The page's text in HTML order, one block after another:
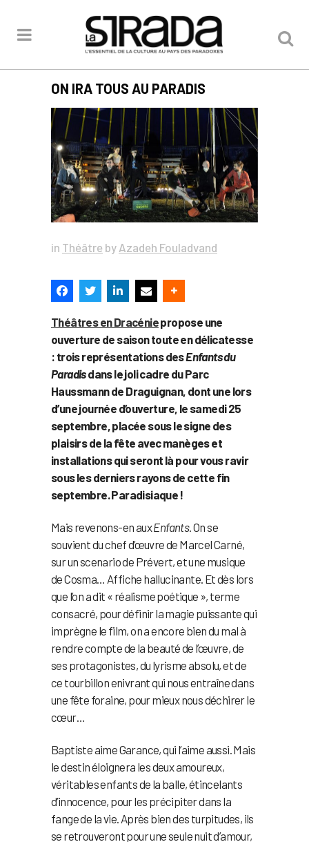
ON IRA TOUS AU PARADIS
in Théâtre by Azadeh Fouladvand
Théâtres en Dracéniepropose une
ouverture de saison toute en délicatesse
: trois représentations desEnfants du
Paradisdans le joli cadre du Parc
Haussmann de Draguignan, dont une lors
d’une journée d’ouverture, le samedi 25
septembre, placée sous le signe des
plaisirs de la fête avec manèges et
installations qui seront là pour vous ravir
sous les derniers rayons de cette fin
septembre. Paradisiaque !
Mais revenons-en auxEnfants. On se
souvient du chef d’œuvre de Marcel Carné,
sur un scenario de Prévert, et une musique
de Cosma… Affiche hallucinante. Et dès lors
que l’on a dit « réalisme poétique », terme
consacré, pour définir la magie puissante qui
imprègne le film, on a encore bien du mal à
rendre compte de la beauté de l’œuvre, de
ses protagonistes, du lyrisme absolu, et de
ce tourbillon enivrant qui nous entraîne dans
une fête foraine, pour mieux nous déchirer le
cœur…
Baptiste aime Garance, qui l’aime aussi. Mais
le destin éloignera les deux amoureux,
véritables enfants de la balle, étincelants
d’innocence, pour les précipiter dans la
fange de la vie. Après bien des turpitudes, ils
se retrouveront pour une seule nuit d’amour,